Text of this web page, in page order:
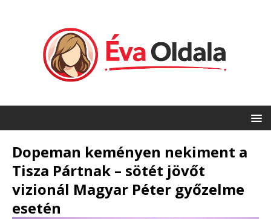
Dopeman keményen nekiment a
Tisza Pártnak – sötét jövőt
vizionál Magyar Péter győzelme
esetén